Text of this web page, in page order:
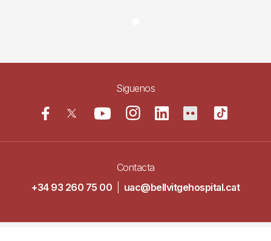
Siguenos
Contacta
+34 93 260 75 00
uac@bellvitgehospital.cat